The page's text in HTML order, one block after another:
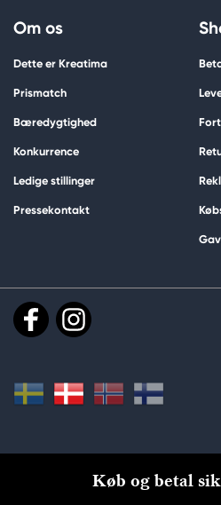
Om os
Dette er Kreatima
Prismatch
Bæredygtighed
Konkurrence
Ledige stillinger
Pressekontakt
Køb og betal